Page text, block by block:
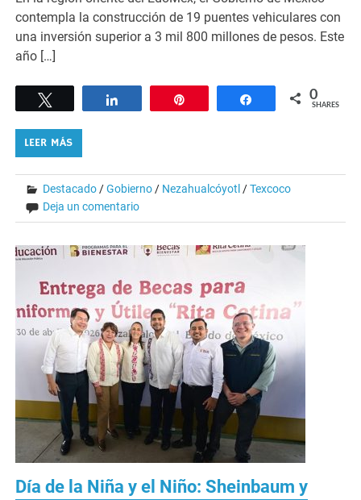
contempla la construcción de 19 puentes vehiculares con
una inversión superior a 3 mil 800 millones de pesos. Este
año […]
Share 0
SHARES
LEER MÁS
Destacado /Gobierno / Nezahualcóyotl /Texcoco
Deja un comentario
Día de la Niña y el Niño: Sheinbaum y